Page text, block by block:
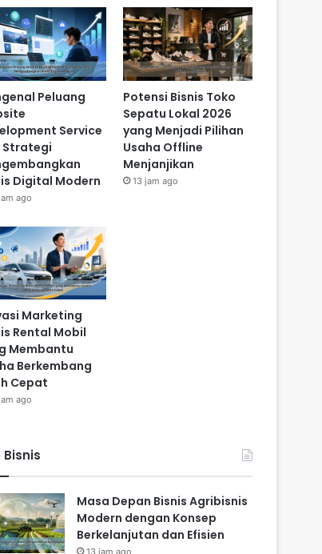
Peluang
Service
Strategi
Digital Modern
ago
Potensi Bisnis Toko
Sepatu Lokal 2026
yang Menjadi Pilihan
Usaha Offline
Menjanjikan
13 jam ago
Marketing
Rental Mobil
Membantu
Berkembang
Cepat
ago
Bisnis
Masa Depan Bisnis Agribisnis
Modern dengan Konsep
Berkelanjutan dan Efisien